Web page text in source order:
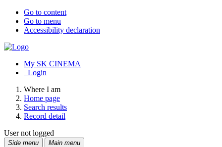
Go to content
Go to menu
Accessibility declaration
My SK CINEMA
Login
Where I am
Home page
Search results
Record detail
User not logged
Side menu Main menu